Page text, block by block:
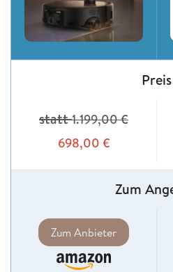
Preis
statt1.199,00€
698,00 €
Zum
Zum Anbieter